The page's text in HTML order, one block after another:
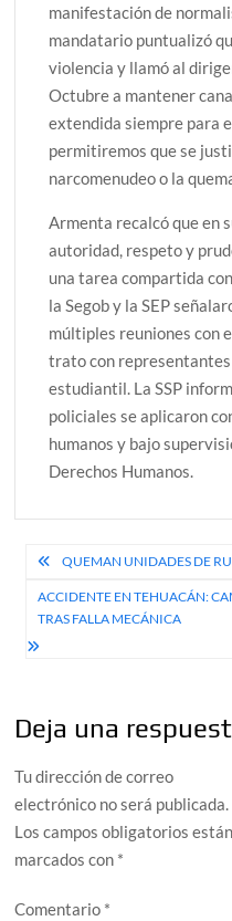
manifestación de
mandatario puntualizó
violencia y llamó al
Octubre a mantener
extendida siempre para
permitiremos que se
narcomenudeo o la
Armenta recalcó que en
autoridad, respeto y
una tarea compartida
la Segob y la SEP
múltiples reuniones con
trato con
estudiantil. La SSP
policiales se aplicaron
humanos y bajo
Derechos Humanos.
Navegación
de
entradas
QUEMAN UNIDADES DE
ACCIDENTE EN TEHUACÁN:
TRAS FALLA MECÁNICA
Deja una
Tu dirección de correo
electrónico no será publicada.
Los campos obligatorios están
marcados con *
Comentario *